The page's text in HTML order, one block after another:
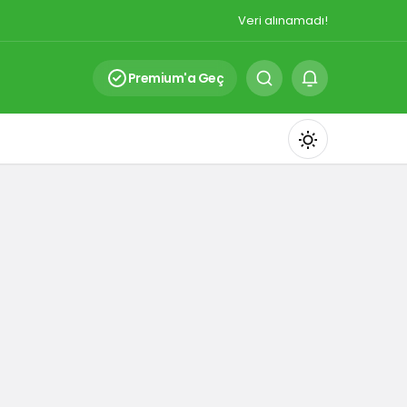
Veri alınamadı!
Premium'a Geç
Mod